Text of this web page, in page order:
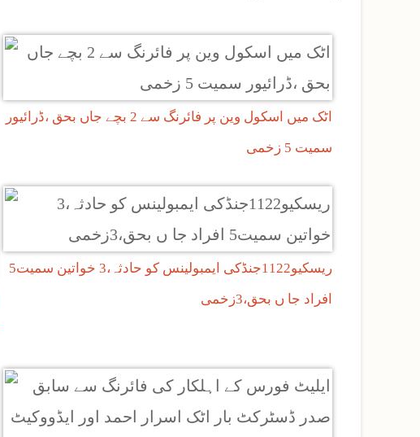
اٹک میں اسکول وین پر فائرنگ سے 2 بچے جاں بحق ،ڈرائیور
سمیت 5 زخمی
ریسکیو1122جنڈکی ایمبولینس کو حادثہ،3 خواتین سمیت5
افراد جا ں بحق،3زخمی